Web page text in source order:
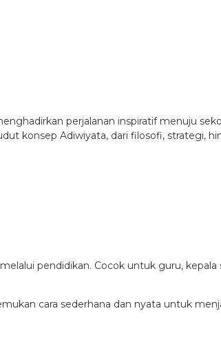
perjalanan inspiratif menuju
konsep Adiwiyata, dari filosofi, strategi,
pendidikan. Cocok untuk guru, kepala
cara sederhana dan nyata untuk